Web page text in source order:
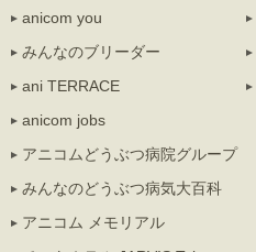
anicom you
みんなのブリーダー
ani TERRACE
anicom jobs
アニコムどうぶつ病院グループ
みんなのどうぶつ病気大百科
アニコム メモリアル